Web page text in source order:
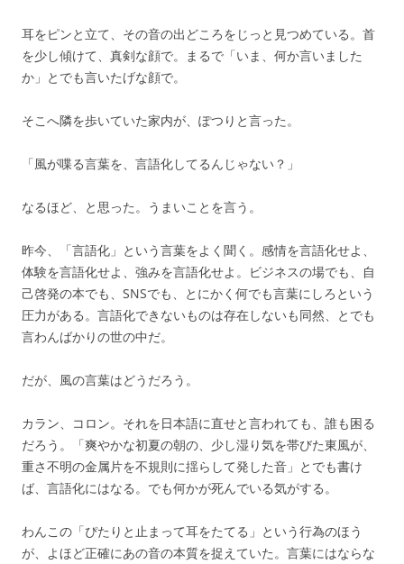
耳をピンと立て、その音の出どころをじっと見つめている。首
を少し傾けて、真剣な顔で。まるで「いま、何か言いました
か」とでも言いたげな顔で。
そこへ隣を歩いていた家内が、ぽつりと言った。
「風が喋る言葉を、言語化してるんじゃない？」
なるほど、と思った。うまいことを言う。
昨今、「言語化」という言葉をよく聞く。感情を言語化せよ、
体験を言語化せよ、強みを言語化せよ。ビジネスの場でも、自
己啓発の本でも、SNSでも、とにかく何でも言葉にしろという
圧力がある。言語化できないものは存在しないも同然、とでも
言わんばかりの世の中だ。
だが、風の言葉はどうだろう。
カラン、コロン。それを日本語に直せと言われても、誰も困る
だろう。「爽やかな初夏の朝の、少し湿り気を帯びた東風が、
重さ不明の金属片を不規則に揺らして発した音」とでも書け
ば、言語化にはなる。でも何かが死んでいる気がする。
わんこの「ぴたりと止まって耳をたてる」という行為のほう
が、よほど正確にあの音の本質を捉えていた。言葉にはならな